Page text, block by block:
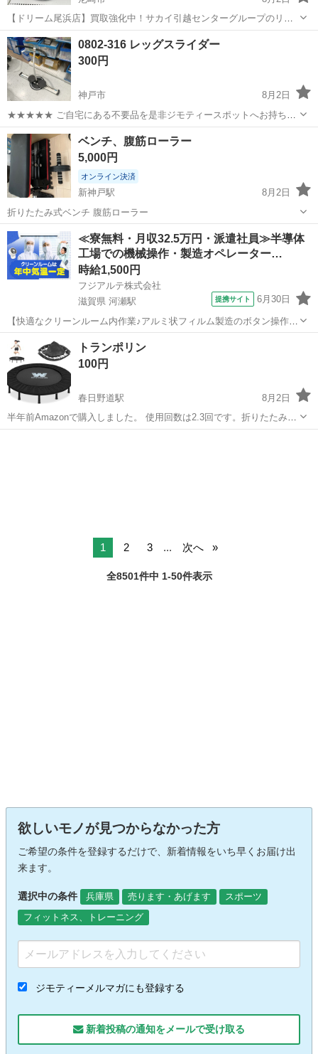
【ドリーム尾浜店】買取強化中！サカイ引越センターグループのリサ
イクルショップです！ 店頭ご購入の際に「ジモティを見た」と言って
いただくとジモティ限定価格（掲載価格の7%OFF）でご購入が可能で
す。 ぜひ店頭にてスタッ...
兵庫 尼崎市 フィットネス、トレーニング
0802-316 レッグスライダー
300円
神戸市
8月2日
★★★★★ ご自宅にある不要品を是非ジモティースポットへお持ち込
みしませんか？ 家電、趣味・スポーツ・レジャー用品、こども用品、
衣料服飾品、生活雑貨、家具、本、CD・DVDなどが無料でまとめて持
ち込めます！ ※詳細はこ...
兵庫 神戸市 フィットネス、トレーニング
レッグスライダー
ベンチ、腹筋ローラー
5,000円
オンライン決済
新神戸駅
8月2日
折りたたみ式ベンチ 腹筋ローラー
兵庫 神戸市 新神戸駅 フィットネス、トレーニング
腹筋
≪寮無料・月収32.5万円・派遣社員≫半導体
工場での機械操作・製造オペレーター…
時給1,500円
フジアルテ株式会社
滋賀県 河瀬駅
提携サイト 6月30日
【快適なクリーンルーム内作業♪アルミ状フィルム製造のボタン操作→
カット】時給1500円/2交替/滋賀県彦根市清崎町/土日祝休み/実質寮費
無料で即入寮OK/未経験OK/20代～40代前半の男性活躍中！ <<HK-
10422-0...
滋賀 彦根市 河瀬駅
トランポリン
100円
春日野道駅
8月2日
半年前Amazonで購入しました。 使用回数は2.3回です。折りたたみ可
能なので折りたたんだ状態でお渡しさせていただきます。 取りに来て
1 2 3 ... 次へ
全8501件中 1-50件表示
欲しいモノが見つからなかった方
ご希望の条件を登録するだけで、新着情報をいち早くお届け出
来ます。
選択中の条件 兵庫県 売ります・あげます
スポーツ
フィットネス、トレーニング
ジモティーメルマガにも登録する
新着投稿の通知をメールで受け取る